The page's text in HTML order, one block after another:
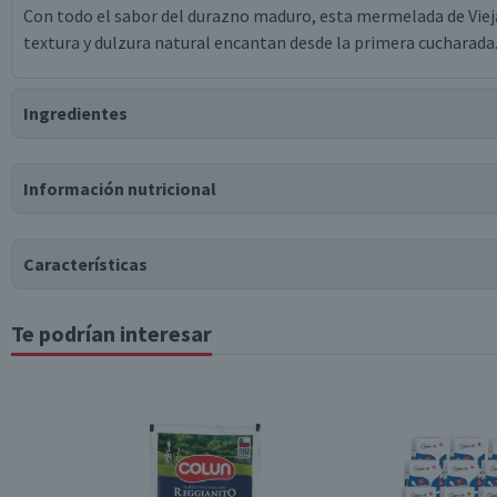
Con todo el sabor del durazno maduro, esta mermelada de
textura y dulzura natural encantan desde la primera cucharada.
Ingredientes
Puede contener
Información nutricional
Tabla nutricional
Características
Tipo de Producto
Te podrían interesar